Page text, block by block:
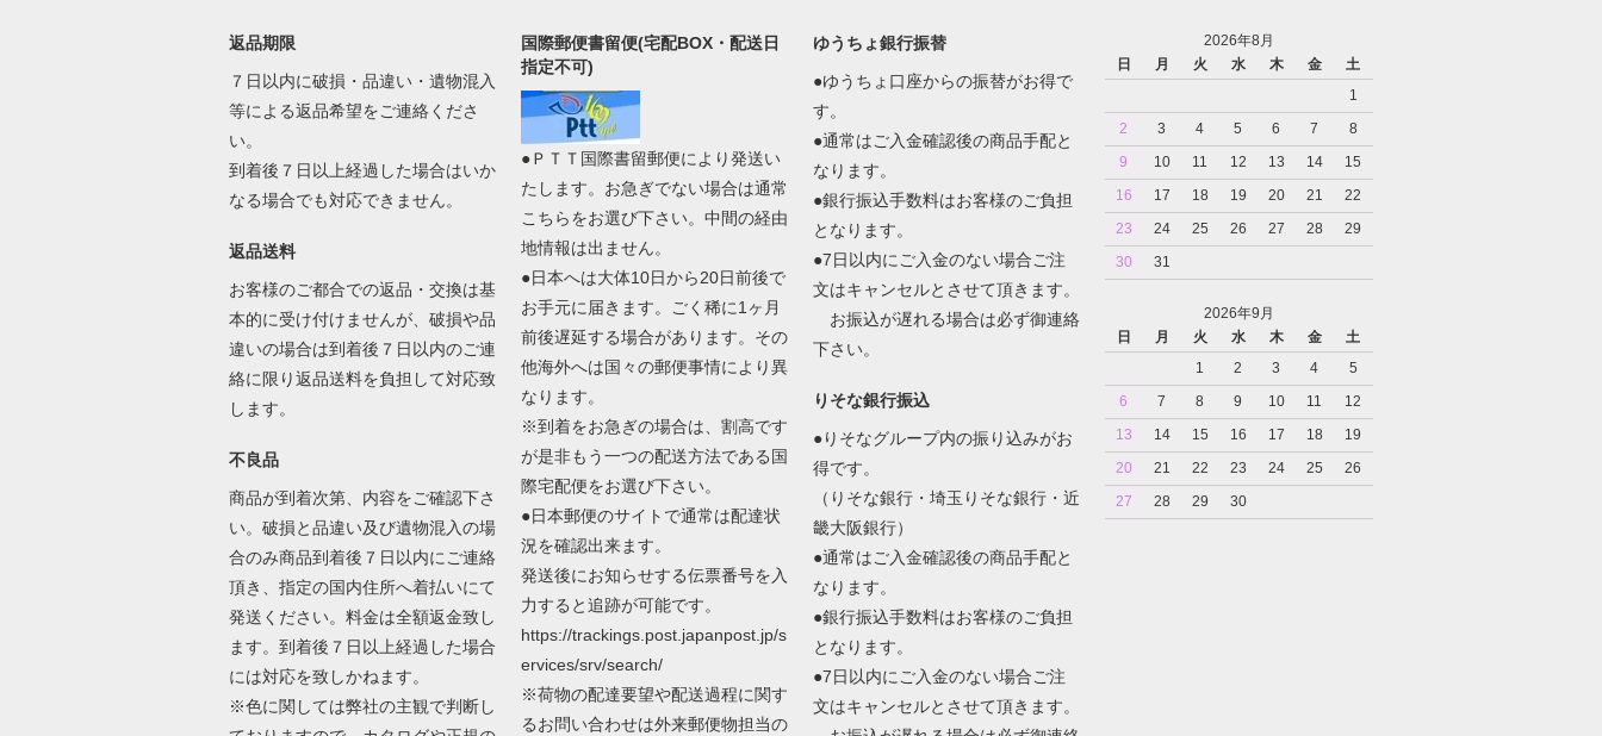
返品期限
７日以内に破損・品違い・遺物混入
等による返品希望をご連絡くださ
い。
到着後７日以上経過した場合はいか
なる場合でも対応できません。
返品送料
お客様のご都合での返品・交換は基
本的に受け付けませんが、破損や品
違いの場合は到着後７日以内のご連
絡に限り返品送料を負担して対応致
します。
不良品
商品が到着次第、内容をご確認下さ
い。破損と品違い及び遺物混入の場
合のみ商品到着後７日以内にご連絡
頂き、指定の国内住所へ着払いにて
発送ください。料金は全額返金致し
ます。到着後７日以上経過した場合
には対応を致しかねます。
※色に関しては弊社の主観で判断し
国際郵便書留便(宅配BOX・配送日
指定不可)
●ＰＴＴ国際書留郵便により発送い
たします。お急ぎでない場合は通常
こちらをお選び下さい。中間の経由
地情報は出ません。
●日本へは大体10日から20日前後で
お手元に届きます。ごく稀に1ヶ月
前後遅延する場合があります。その
他海外へは国々の郵便事情により異
なります。
※到着をお急ぎの場合は、割高です
が是非もう一つの配送方法である国
際宅配便をお選び下さい。
●日本郵便のサイトで通常は配達状
況を確認出来ます。
発送後にお知らせする伝票番号を入
力すると追跡が可能です。
https://trackings.post.japanpost.jp/s
ervices/srv/search/
※荷物の配達要望や配送過程に関す
るお問い合わせは外来郵便物担当の
ゆうちょ銀行振替
●ゆうちょ口座からの振替がお得で
す。
●通常はご入金確認後の商品手配と
なります。
●銀行振込手数料はお客様のご負担
となります。
●7日以内にご入金のない場合ご注
文はキャンセルとさせて頂きます。
お振込が遅れる場合は必ず御連絡
下さい。
りそな銀行振込
●りそなグループ内の振り込みがお
得です。
（りそな銀行・埼玉りそな銀行・近
畿大阪銀行）
●通常はご入金確認後の商品手配と
なります。
●銀行振込手数料はお客様のご負担
となります。
●7日以内にご入金のない場合ご注
文はキャンセルとさせて頂きます。
2026年8月
日
月 火 水 木 金
土
1
2
3 4 5 6 7
8
9
10 11 12 13 14
15
16
17 18 19 20 21
22
23
24 25 26 27 28
29
30
31
2026年9月
日
月 火 水 木 金
土
1
2 3 4
5
6
7 8 9 10 11
12
13
14 15 16 17 18
19
20
21 22 23 24 25
26
27
28 29 30